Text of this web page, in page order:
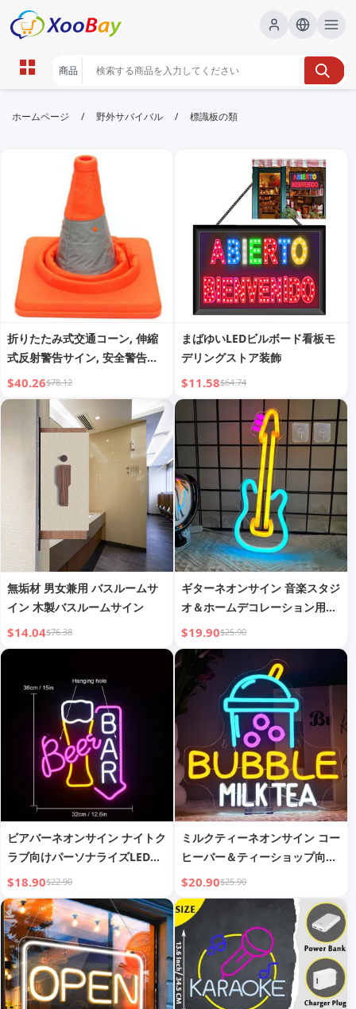
標識板の類 | XOOBAY B2B/B2C
標識板, 種類, 取り付け, wholesale 標識板の類,
標識板の類基礎と活用を解説実務と設置事例
ホームページ / 野外サバイバル / 標識板の類
折りたたみ式交通コーン, 伸縮
式反射警告サイン, 安全警告コ
ーン
$40.26$78.12
まばゆいLEDビルボード看板モ
デリングストア装飾
$11.58$64.74
無垢材 男女兼用 バスルームサ
イン 木製バスルームサイン
$14.04$76.38
ギターネオンサイン 音楽スタジ
オ＆ホームデコレーション用カ
スタムネオンLEDサイン
$19.90$25.90
ビアバーネオンサイン ナイトク
ラブ向けパーソナライズLEDネ
オンサイン
$18.90$22.90
ミルクティーネオンサイン コー
ヒーバー＆ティーショップ向け
パーソナライズLEDネオンサイ
ン
$20.90$25.90